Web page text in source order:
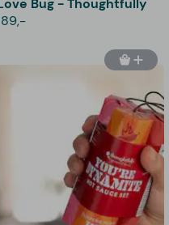
Bug - Thoughtfully